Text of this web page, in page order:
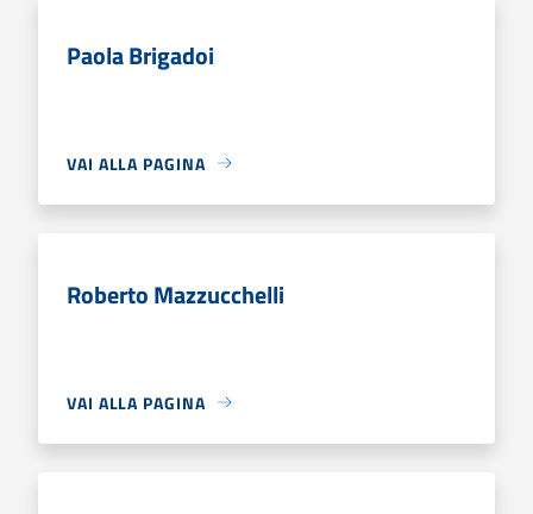
Paola Brigadoi
VAI ALLA PAGINA
Roberto Mazzucchelli
VAI ALLA PAGINA